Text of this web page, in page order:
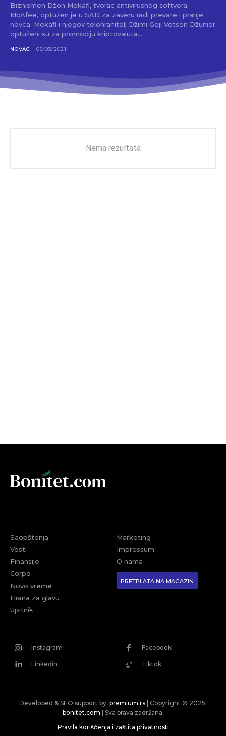
Biznismen Džon Mekafi, tvorac antivirusnog softvera
McAfee, optužen je u SAD za zaveru radi prevare i pranje
novca. Mekafi i njegov telohranitelj Džimi Gejl Votson Džunior
optuženi su za promociju kriptovaluta...
NOVAC 09/03/2021
Nema rezultata
Saopštenja
Vesti
Finansije
Corpo
Novo vreme
Hrana za glavu
Upitnik
Marketing
Impressum
O nama
PRETPLATA NA MAGAZIN
Instagram Facebook
Linkedin Tiktok
Developed & SEO support by: premium.rs | Copyright © 2025.
bonitet.com | Sva prava zadržana.
Pravila korišćenja i zaštita privatnosti